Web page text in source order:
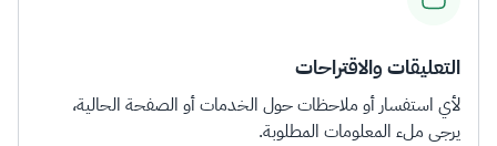
التعليقات والاقتراحات
لأي استفسار أو ملاحظات حول الخدمات أو الصفحة الحالية،
يرجى ملء المعلومات المطلوبة.